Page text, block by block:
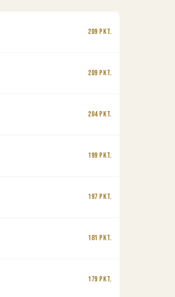
209 Pkt.
209 Pkt.
204 Pkt.
199 Pkt.
197 Pkt.
181 Pkt.
179 Pkt.